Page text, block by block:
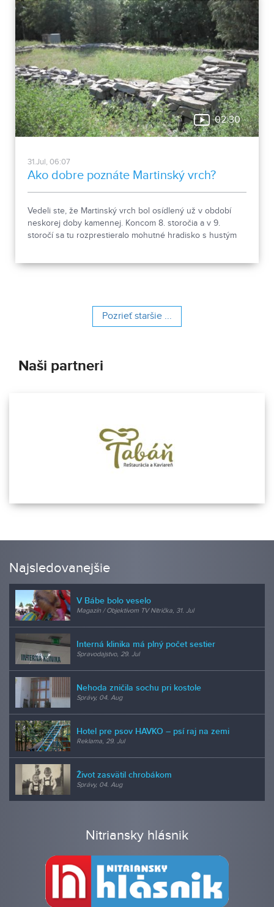
02:30
31.Jul, 06:07
Ako dobre poznáte Martinský vrch?
Vedeli ste, že Martinský vrch bol osídlený už v období
neskorej doby kamennej. Koncom 8. storočia a v 9.
storočí sa tu rozprestieralo mohutné hradisko s hustým
Pozrieť staršie ...
Naši partneri
Najsledovanejšie
V Bábe bolo veselo
Magazín / Objektívom TV Nitrička, 31. Jul
Interná klinika má plný počet sestier
Spravodajstvo, 29. Jul
Nehoda zničila sochu pri kostole
Správy, 04. Aug
Hotel pre psov HAVKO – psí raj na zemi
Reklama, 29. Jul
Život zasvätil chrobákom
Správy, 04. Aug
Nitriansky hlásnik